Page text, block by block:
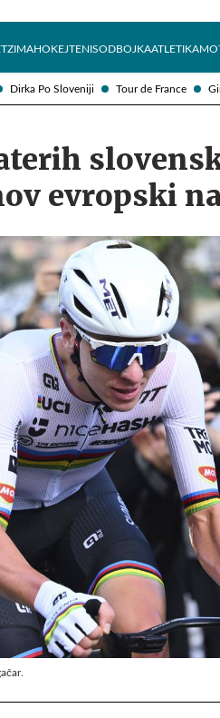
Dirka Po Sloveniji Tour de France
ZIMAHOKEJTENISODBOJKAATLETIKA
evropski